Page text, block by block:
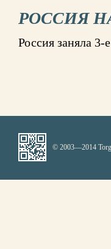
РОССИЯ
Россия заняла
© 2003—2014